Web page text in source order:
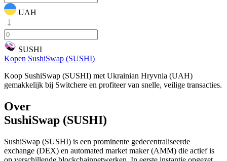
UAH
SUSHI
Kopen SushiSwap (SUSHI)
Koop SushiSwap (SUSHI) met Ukrainian Hryvnia (UAH)
gemakkelijk bij Switchere en profiteer van snelle, veilige transacties.
Over
SushiSwap (SUSHI)
SushiSwap (SUSHI) is een prominente gedecentraliseerde
exchange (DEX) en automated market maker (AMM) die actief is